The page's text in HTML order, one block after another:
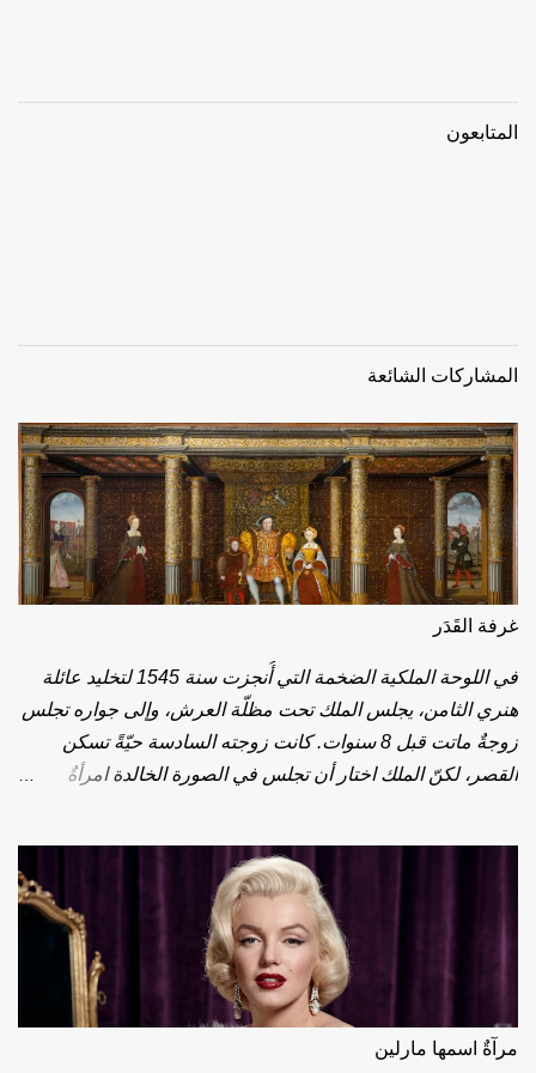
المتابعون
المشاركات الشائعة
غرفة القَدَر
في اللوحة الملكية الضخمة التي أُنجزت سنة 1545 لتخليد عائلة
هنري الثامن، يجلس الملك تحت مظلّة العرش، وإلى جواره تجلس
زوجةٌ ماتت قبل 8 سنوات. كانت زوجته السادسة حيّةً تسكن
القصر، لكنّ الملك اختار أن تجلس في الصورة الخالدة امرأةٌ
اثنتين من زوجاته إلى المقصلة. لكنه حين بلغ الرابعة والأربعين
تزوّج وصيفةً هادئة اسمها جين، فمنحته وليّ العهد الذي انتظره
عرشه طويلاً، وماتت بعد 12 يوماً من الولادة. لبس الملك الحداد
الأسود شهوراً، وحين كتب وصيّته طلب أمراً واحداً: أن يُدفن إلى
جوارها. واليوم، بعد قرابة 5 قرون، من بين 6 زوجات، واحدةٌ فقط
تشاركه القبر تحت بلاط كنيسة وندسور: الثالثة. وبعد أكثر من 4
مرآةٌ اسمها مارلين